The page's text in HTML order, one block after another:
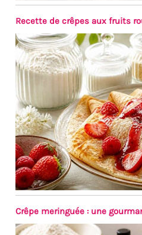
les
» de
que
sont
dans
Recette de crêpes aux fruits
Crêpe meringuée : une